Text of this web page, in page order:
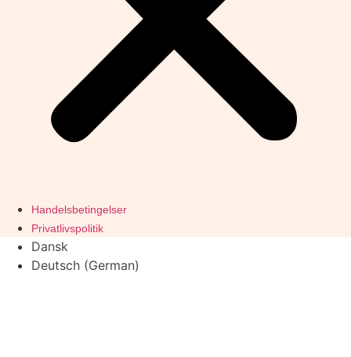
Handelsbetingelser
Privatlivspolitik
Dansk
Deutsch (German)